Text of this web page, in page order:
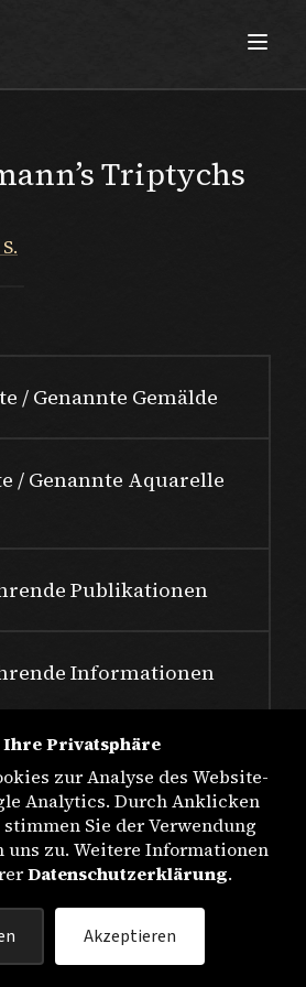
Triptychs
/ Genannte Gemälde
/ Genannte Aquarelle
Publikationen
Informationen
DATENSCHUTZ
Privatsphäre
zur Analyse des Website-
Analytics. Durch Anklicken
Sie der Verwendung
uns zu. Weitere Informationen
Datenschutzerklärung.
Akzeptieren